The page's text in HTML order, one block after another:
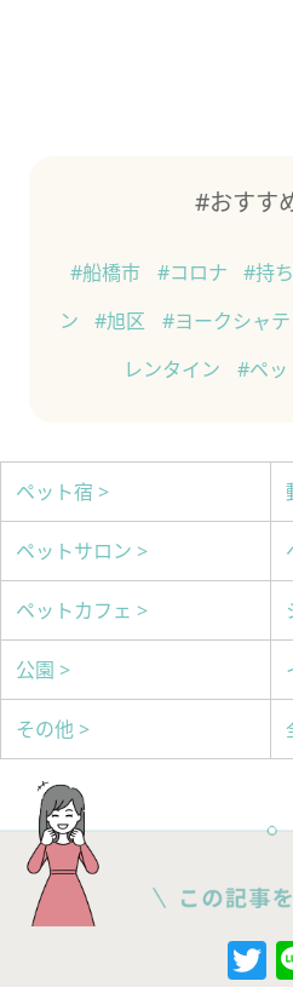
#おすす
#船橋市 #コロナ #持
ン
#旭区 #ヨークシャ
レンタイン
#ペッ
ペット宿 >
ペットサロン >
ペットカフェ >
公園 >
その他 >